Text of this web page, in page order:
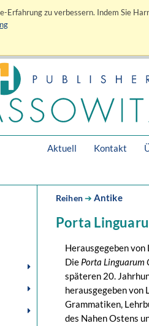
Erfahrung zu verbessern. Indem Sie
Aktuell Kontakt
Reihen➔ Antike
Porta
Herausgegeben von
Die Porta Linguarum
späteren 20.
herausgegeben von
Grammatiken,
des Nahen Ostens